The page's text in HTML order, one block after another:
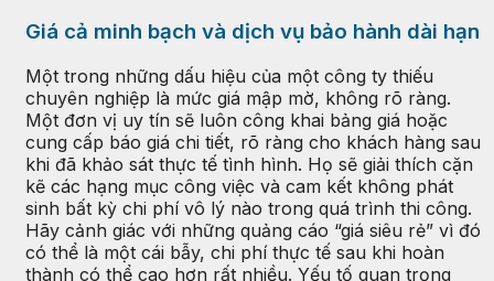
Giá cả minh bạch và dịch vụ bảo hành dài hạn
Một trong những dấu hiệu của một công ty thiếu
chuyên nghiệp là mức giá mập mờ, không rõ ràng.
Một đơn vị uy tín sẽ luôn công khai bảng giá hoặc
cung cấp báo giá chi tiết, rõ ràng cho khách hàng sau
khi đã khảo sát thực tế tình hình. Họ sẽ giải thích cặn
kẽ các hạng mục công việc và cam kết không phát
sinh bất kỳ chi phí vô lý nào trong quá trình thi công.
Hãy cảnh giác với những quảng cáo “giá siêu rẻ” vì đó
có thể là một cái bẫy, chi phí thực tế sau khi hoàn
thành có thể cao hơn rất nhiều. Yếu tố quan trọng